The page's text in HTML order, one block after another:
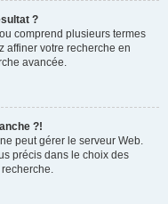
?
comprend plusieurs termes
affiner votre recherche en
avancée.
?!
peut gérer le serveur Web.
précis dans le choix des